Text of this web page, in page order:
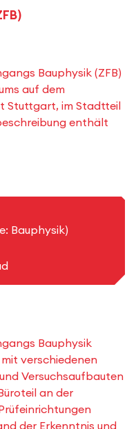
Bauphysik (ZFB)
auf dem
Stuttgart, im Stadtteil
enthält
Bauphysik)
Bauphysik
verschiedenen
Versuchsaufbauten
an der
der Erkenntnis und